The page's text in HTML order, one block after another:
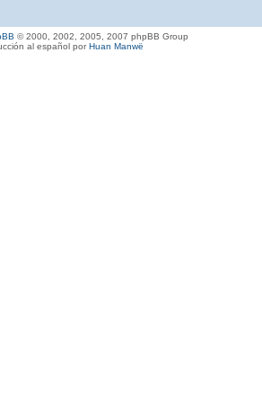
© 2000, 2002, 2005, 2007 phpBB Group
al español porHuan Manwë